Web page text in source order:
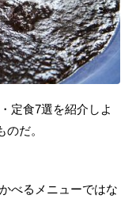
定食7選を紹介しよ
だ。
べるメニューではな